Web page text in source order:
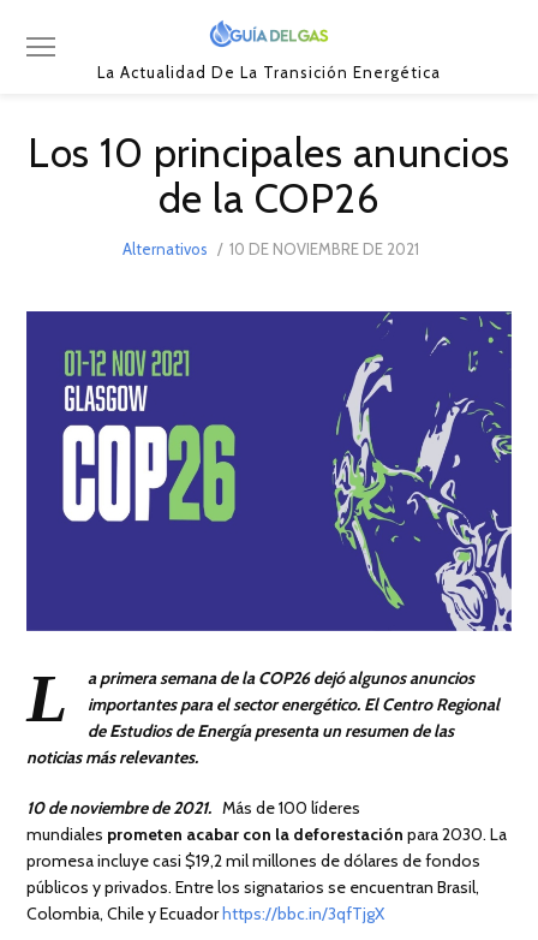
La Actualidad De La Transición Energética
Los 10 principales anuncios
de la COP26
Alternativos
POSTED
10 DE NOVIEMBRE DE 2021
2021
L
a primera semana de la COP26 dejó algunos anuncios
importantes para el sector energético. El Centro Regional
de Estudios de Energía presenta un resumen de las
noticias más relevantes.
10 de noviembre de 2021. Más de 100 líderes
mundiales prometen acabar con la deforestación para 2030. La
promesa incluye casi $19,2 mil millones de dólares de fondos
públicos y privados. Entre los signatarios se encuentran Brasil,
Colombia, Chile y Ecuadorhttps://bbc.in/3qfTjgX